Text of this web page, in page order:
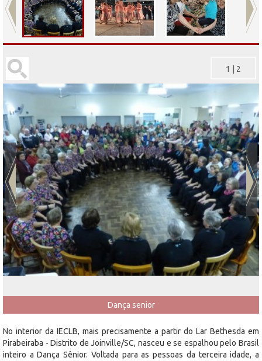
Dança senior
1 2
No interior da IECLB, mais precisamente a partir do Lar Bethesda em
Pirabeiraba - Distrito de Joinville/SC, nasceu e se espalhou pelo Brasil
inteiro a Dança Sênior. Voltada para as pessoas da terceira idade, a